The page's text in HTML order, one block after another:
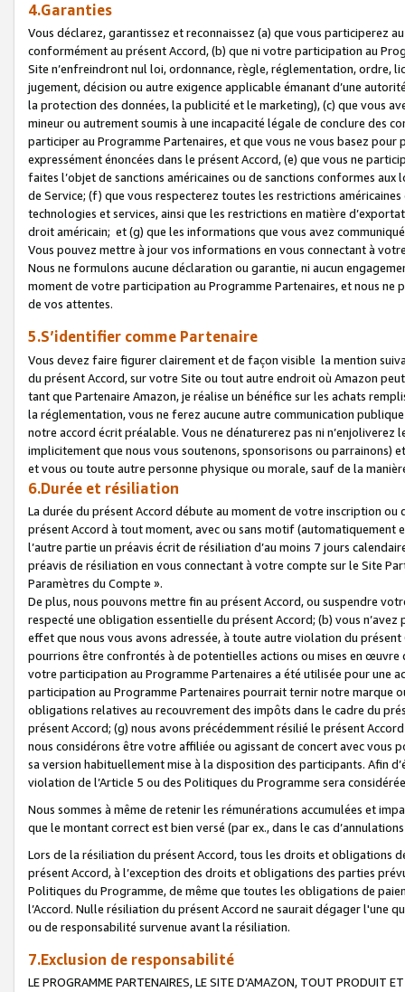
4.Garanties
Vous déclarez, garantissez et reconnaissez (a) que vous participerez
conformément au présent Accord, (b) que ni votre participation au
Site n’enfreindront nul loi, ordonnance, règle, réglementation, ordre,
jugement, décision ou autre exigence applicable émanant d’une
la protection des données, la publicité et le marketing), (c) que vous
mineur ou autrement soumis à une incapacité légale de conclure des
participer au Programme Partenaires, et que vous ne vous basez
expressément énoncées dans le présent Accord, (e) que vous ne
faites l’objet de sanctions américaines ou de sanctions conformes
de Service; (f) que vous respecterez toutes les restrictions
technologies et services, ainsi que les restrictions en matière
droit américain; et (g) que les informations que vous avez
Vous pouvez mettre à jour vos informations en vous connectant à
Nous ne formulons aucune déclaration ou garantie, ni aucun
moment de votre participation au Programme Partenaires, et nous
de vos attentes.
5.S’identifier comme Partenaire
Vous devez faire figurer clairement et de façon visible la mention
du présent Accord, sur votre Site ou tout autre endroit où Amazon
tant que Partenaire Amazon, je réalise un bénéfice sur les achats
la réglementation, vous ne ferez aucune autre communication
notre accord écrit préalable. Vous ne dénaturerez pas ni
implicitement que nous vous soutenons, sponsorisons ou parrainons)
et vous ou toute autre personne physique ou morale, sauf de la
6.Durée et résiliation
La durée du présent Accord débute au moment de votre inscription
présent Accord à tout moment, avec ou sans motif (automatiquement
l’autre partie un préavis écrit de résiliation d’au moins 7 jours
préavis de résiliation en vous connectant à votre compte sur le Site
Paramètres du Compte ».
De plus, nous pouvons mettre fin au présent Accord, ou suspendre
respecté une obligation essentielle du présent Accord; (b) vous
effet que nous vous avons adressée, à toute autre violation du
pourrions être confrontés à de potentielles actions ou mises en
votre participation au Programme Partenaires a été utilisée pour une
participation au Programme Partenaires pourrait ternir notre marque
obligations relatives au recouvrement des impôts dans le cadre du
présent Accord; (g) nous avons précédemment résilié le présent
nous considérons être votre affiliée ou agissant de concert avec vous
sa version habituellement mise à la disposition des participants. Afin
violation de l’Article 5 ou des Politiques du Programme sera
Nous sommes à même de retenir les rémunérations accumulées et
que le montant correct est bien versé (par ex., dans le cas
Lors de la résiliation du présent Accord, tous les droits et obligations
présent Accord, à l’exception des droits et obligations des parties
Politiques du Programme, de même que toutes les obligations de
l’Accord. Nulle résiliation du présent Accord ne saurait dégager l'une
ou de responsabilité survenue avant la résiliation.
7.Exclusion de responsabilité
LE PROGRAMME PARTENAIRES, LE SITE D’AMAZON, TOUT PRODUIT